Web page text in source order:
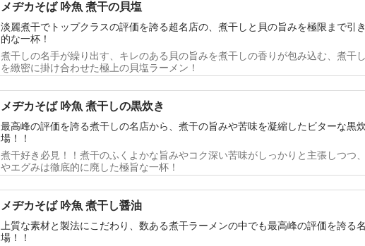
メヂカそば 吟魚 煮干の貝塩
淡麗煮干でトップクラスの評価を誇る超名店の、煮干しと貝の旨みを極限まで引
的な一杯！
煮干しの名手が繰り出す、キレのある貝の旨みを煮干しの香りが包み込む、煮干
を緻密に掛け合わせた極上の貝塩ラーメン！
メヂカそば 吟魚 煮干しの黒炊き
最高峰の評価を誇る煮干しの名店から、煮干の旨みや苦味を凝縮したビターな黒
場！！
煮干好き必見！！煮干のふくよかな旨みやコク深い苦味がしっかりと主張しつつ
やエグみは徹底的に廃した極旨な一杯！
メヂカそば 吟魚 煮干し醤油
上質な素材と製法にこだわり、数ある煮干ラーメンの中でも最高峰の評価を誇る
場！！